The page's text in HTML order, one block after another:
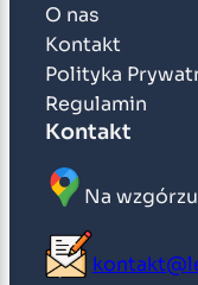
O nas
Kontakt
Polityka
Regulamin
Kontakt
Na